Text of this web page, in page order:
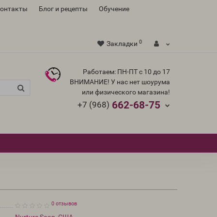
Блог и рецепты Обучение
Закладки 0
Работаем: ПН-ПТ с 10 до 17
ВНИМАНИЕ! У нас нет шоурума
или физического магазина!
+7 (968) 662-68-75
0 отзывов